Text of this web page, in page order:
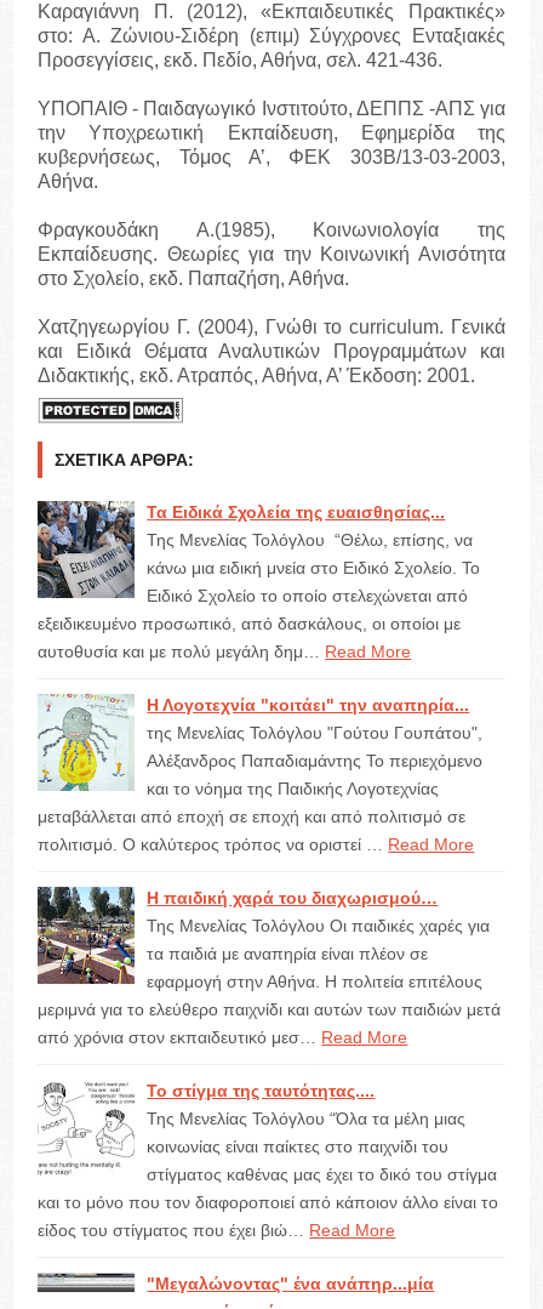
Καραγιάννη Π. (2012), «Εκπαιδευτικές Πρακτικές»
στο: Α. Ζώνιου-Σιδέρη (επιμ) Σύγχρονες Ενταξιακές
Προσεγγίσεις, εκδ. Πεδίο, Αθήνα, σελ. 421-436.
ΥΠΟΠΑΙΘ - Παιδαγωγικό Ινστιτούτο, ΔΕΠΠΣ -ΑΠΣ για
την Υποχρεωτική Εκπαίδευση, Εφημερίδα της
κυβερνήσεως, Τόμος Α’, ΦΕΚ 303Β/13-03-2003,
Αθήνα.
Φραγκουδάκη Α.(1985), Κοινωνιολογία της
Εκπαίδευσης. Θεωρίες για την Κοινωνική Ανισότητα
στο Σχολείο, εκδ. Παπαζήση, Αθήνα.
Χατζηγεωργίου Γ. (2004), Γνώθι το curriculum. Γενικά
και Ειδικά Θέματα Αναλυτικών Προγραμμάτων και
Διδακτικής, εκδ. Ατραπός, Αθήνα, Α’ Έκδοση: 2001.
ΣΧΕΤΙΚΆ ΆΡΘΡΑ:
Τα Ειδικά Σχολεία της ευαισθησίας...
Της Μενελίας Τολόγλου “Θέλω, επίσης, να
κάνω μια ειδική μνεία στο Ειδικό Σχολείο. Το
Ειδικό Σχολείο το οποίο στελεχώνεται από
εξειδικευμένο προσωπικό, από δασκάλους, οι οποίοι με
αυτοθυσία και με πολύ μεγάλη δημ…
Read More
Η Λογοτεχνία "κοιτάει" την αναπηρία...
της Μενελίας Τολόγλου "Γούτου Γουπάτου",
Αλέξανδρος Παπαδιαμάντης Το περιεχόμενο
και το νόημα της Παιδικής Λογοτεχνίας
μεταβάλλεται από εποχή σε εποχή και από πολιτισμό σε
πολιτισμό. Ο καλύτερος τρόπος να οριστεί …
Read More
Η παιδική χαρά του διαχωρισμού…
Της Μενελίας Τολόγλου Οι παιδικές χαρές για
τα παιδιά με αναπηρία είναι πλέον σε
εφαρμογή στην Αθήνα. Η πολιτεία επιτέλους
μεριμνά για το ελεύθερο παιχνίδι και αυτών των παιδιών μετά
από χρόνια στον εκπαιδευτικό μεσ…
Read More
Το στίγμα της ταυτότητας....
Της Μενελίας Τολόγλου “Όλα τα μέλη μιας
κοινωνίας είναι παίκτες στο παιχνίδι του
στίγματος καθένας μας έχει το δικό του στίγμα
και το μόνο που τον διαφοροποιεί από κάποιον άλλο είναι το
είδος του στίγματος που έχει βιώ…
Read More
"Μεγαλώνοντας" ένα ανάπηρ...μία